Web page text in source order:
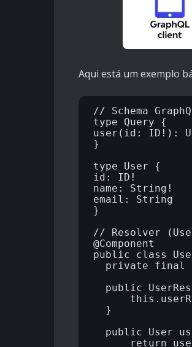
Aqui está um exemplo
// Schema
type Query {
user(id: ID!):
}
type User {
id: ID!
name: String!
email: String
}
// Resolver
@Component
public class